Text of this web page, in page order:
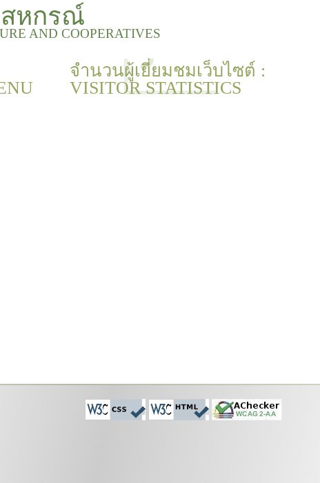
สหกรณ์
AND COOPERATIVES
จำนวนผู้เยี่ยมชมเว็บไซต์ :
VISITOR STATISTICS